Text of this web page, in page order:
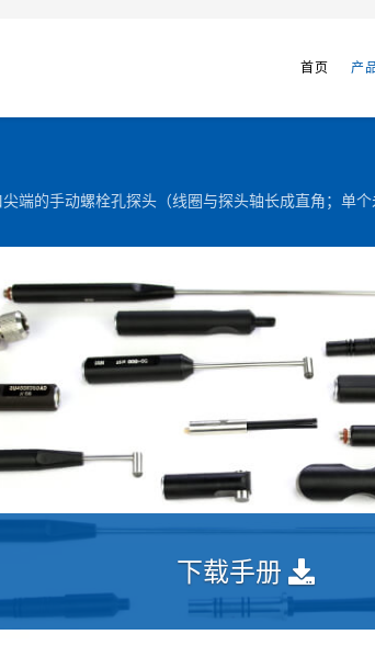
首页 产
端的手动螺栓孔探头（线圈与探头轴长成直角；单个
下载手册